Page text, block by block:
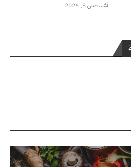
أغسطس 8, 2026